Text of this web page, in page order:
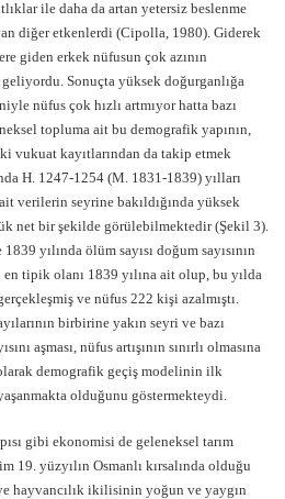
ile daha da artan yetersiz beslenme
diğer etkenlerdi (Cipolla, 1980). Giderek
giden erkek nüfusun çok azının
Sonuçta yüksek doğurganlığa
nüfus çok hızlı artmıyor hatta bazı
topluma ait bu demografik yapının,
vukuat kayıtlarından da takip etmek
H. 1247-1254 (M. 1831-1839) yılları
verilerin seyrine bakıldığında yüksek
net bir şekilde görülebilmektedir (Şekil 3).
yılında ölüm sayısı doğum sayısının
tipik olanı 1839 yılına ait olup, bu yılda
ve nüfus 222 kişi azalmıştı.
birbirine yakın seyri ve bazı
aşması, nüfus artışının sınırlı olmasına
demografik geçiş modelinin ilk
olduğunu göstermekteydi.
gibi ekonomisi de geleneksel tarım
19. yüzyılın Osmanlı kırsalında olduğu
hayvancılık ikilisinin yoğun ve yaygın